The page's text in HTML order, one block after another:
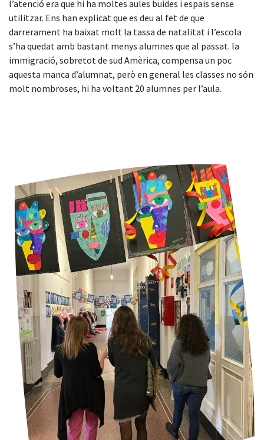
l’atenció era que hi ha moltes aules buides i espais sense
utilitzar. Ens han explicat que es deu al fet de que
darrerament ha baixat molt la tassa de natalitat i l’escola
s’ha quedat amb bastant menys alumnes que al passat. la
immigració, sobretot de sud Amèrica, compensa un poc
aquesta manca d’alumnat, però en general les classes no són
molt nombroses, hi ha voltant 20 alumnes per l’aula.